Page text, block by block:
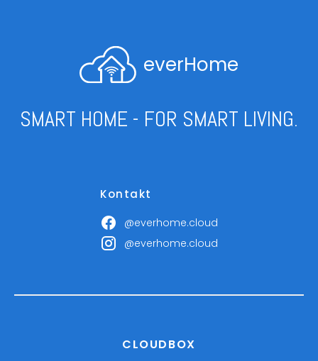
everHome
SMART HOME - FOR SMART LIVING.
Kontakt
@everhome.cloud
@everhome.cloud
CLOUDBOX